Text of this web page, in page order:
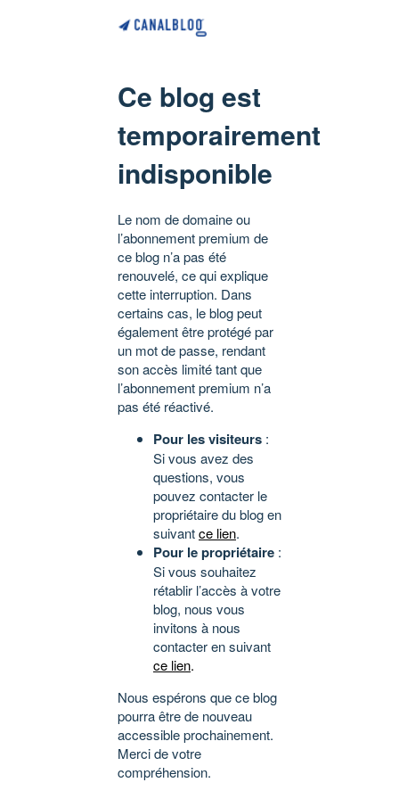
Ce blog est
temporairement
indisponible
Le nom de domaine ou
l’abonnement premium de
ce blog n’a pas été
renouvelé, ce qui explique
cette interruption. Dans
certains cas, le blog peut
également être protégé par
un mot de passe, rendant
son accès limité tant que
l’abonnement premium n’a
pas été réactivé.
Pour les visiteurs :
Si vous avez des
questions, vous
pouvez contacter le
propriétaire du blog en
suivantce lien.
Pour le propriétaire :
Si vous souhaitez
rétablir l’accès à votre
blog, nous vous
invitons à nous
contacter en suivant
ce lien.
Nous espérons que ce blog
pourra être de nouveau
accessible prochainement.
Merci de votre
compréhension.